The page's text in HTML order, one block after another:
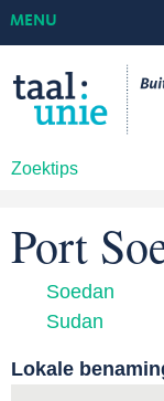
Zoektips
MENU
Port
Soedan
Sudan
Lokale